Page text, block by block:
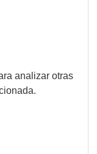
analizar otras